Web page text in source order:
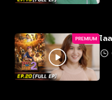
PREMIUM ไล